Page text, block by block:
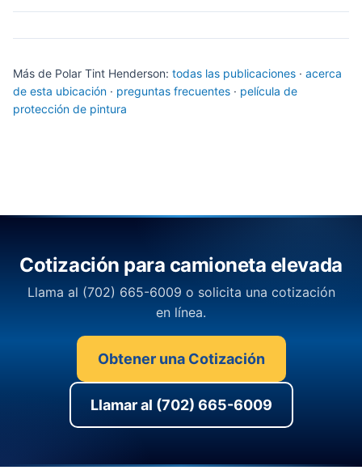
Más de Polar Tint Henderson: todas las publicaciones · acerca
de esta ubicación · preguntas frecuentes · película de
protección de pintura
Cotización para camioneta elevada
Llama al (702) 665-6009 o solicita una cotización
en línea.
Obtener una Cotización
Llamar al (702) 665-6009